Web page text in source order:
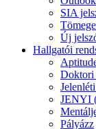
SIA
Új
Hallgatói
Doktori
JENYI
Pályázz